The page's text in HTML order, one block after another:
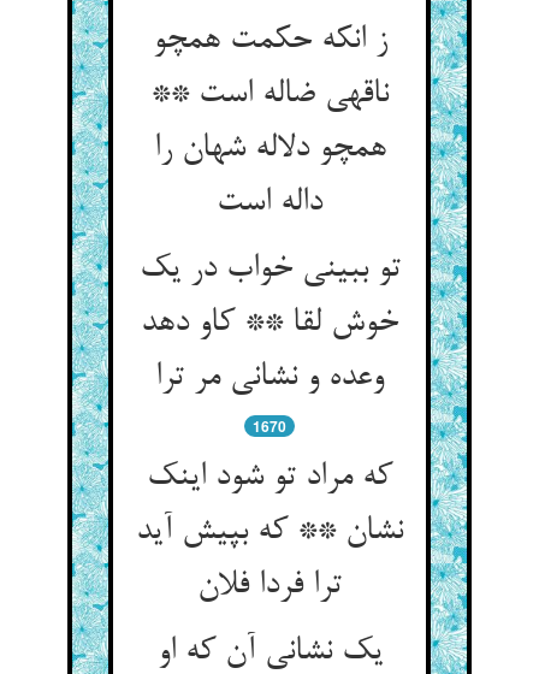
ز انکه حکمت همچو
ناقه‏ی ضاله است **
همچو دلاله شهان را
داله است‏
تو ببینی خواب در یک
خوش لقا ** کاو دهد
وعده و نشانی مر ترا
1670
که مراد تو شود اینک
نشان ** که بپیش آید
ترا فردا فلان‏
یک نشانی آن که او